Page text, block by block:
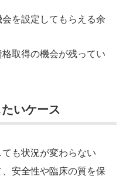
を設定してもらえる余
取得の機会が残ってい
いケース
も状況が変わらない
安全性や臨床の質を保